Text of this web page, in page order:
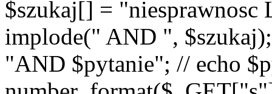
$szukaj[] =
implode(" AND ",
"AND $pytanie"; // echo